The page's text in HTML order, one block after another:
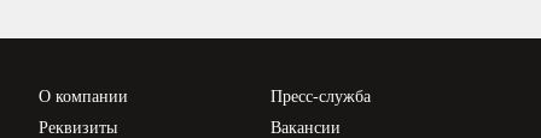
О компании
Реквизиты
Пресс-служба
Вакансии